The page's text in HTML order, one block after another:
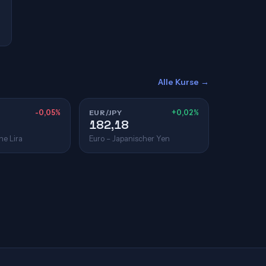
Alle Kurse →
-0,05%
Lira
EUR/JPY +0,02%
182,18
Euro – Japanischer Yen